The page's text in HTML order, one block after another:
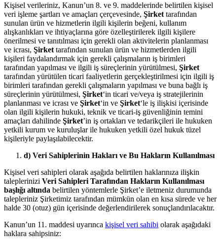
Kişisel verileriniz, Kanun’un 8. ve 9. maddelerinde belirtilen kişisel
veri işleme şartları ve amaçları çerçevesinde, Şirket tarafından
sunulan ürün ve hizmetlerin ilgili kişilerin beğeni, kullanım
alışkanlıkları ve ihtiyaçlarına göre özelleştirilerek ilgili kişilere
önerilmesi ve tanıtılması için gerekli olan aktivitelerin planlanması
ve icrası, Şirket tarafından sunulan ürün ve hizmetlerden ilgili
kişileri faydalandırmak için gerekli çalışmaların iş birimleri
tarafından yapılması ve ilgili iş süreçlerinin yürütülmesi, Şirket
tarafından yürütülen ticari faaliyetlerin gerçekleştirilmesi için ilgili iş
birimleri tarafından gerekli çalışmaların yapılması ve buna bağlı iş
süreçlerinin yürütülmesi, Şirket‘in ticari ve/veya iş stratejilerinin
planlanması ve icrası ve Şirket‘in ve Şirket‘le iş ilişkisi içerisinde
olan ilgili kişilerin hukuki, teknik ve ticari-iş güvenliğinin temini
amaçları dahilinde Şirket’in iş ortakları ve tedarikçileri ile hukuken
yetkili kurum ve kuruluşlar ile hukuken yetkili özel hukuk tüzel
kişileriyle paylaşılabilecektir.
d) Veri Sahiplerinin Hakları ve Bu Hakların Kullanılması
Kişisel veri sahipleri olarak aşağıda belirtilen haklarınıza ilişkin
taleplerinizi Veri Sahipleri Tarafından Hakların Kullanılması
başlığı altında belirtilen yöntemlerle Şirket’e iletmeniz durumunda
talepleriniz Şirketimiz tarafından mümkün olan en kısa sürede ve her
halde 30 (otuz) gün içerisinde değerlendirilerek sonuçlandırılacaktır.
Kanun’un 11. maddesi uyarınca kişisel veri sahibi olarak aşağıdaki
haklara sahipsiniz: